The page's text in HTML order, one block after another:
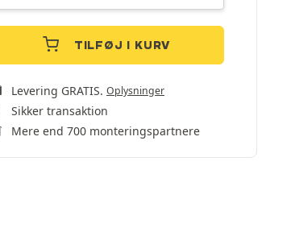
TILFØJ I KURV
Levering GRATIS. Oplysninger
Sikker transaktion
Mere end 700 monteringspartnere